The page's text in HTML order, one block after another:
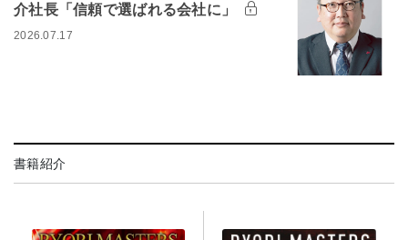
介社長「信頼で選ばれる会社に」
2026.07.17
書籍紹介